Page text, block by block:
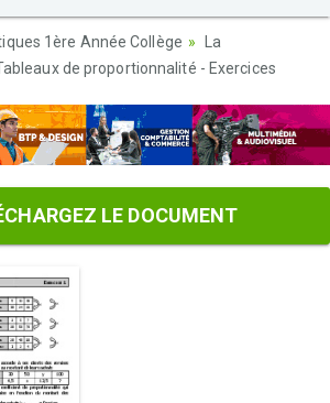
1ère Année Collège
La
de proportionnalité - Exercices
LE DOCUMENT